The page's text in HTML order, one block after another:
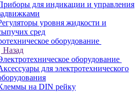
для индикации и управления
уровня жидкости и
сред
оборудование
Назад
оборудование
для электротехнического
на DIN рейку